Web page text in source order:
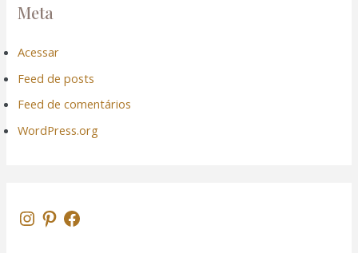
Meta
Acessar
Feed de posts
Feed de comentários
WordPress.org